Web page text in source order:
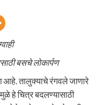
बसचे लोकार्पण
आहे. तालुक्याचे रंगवले जाणारे
हे चित्र बदलण्यासाठी